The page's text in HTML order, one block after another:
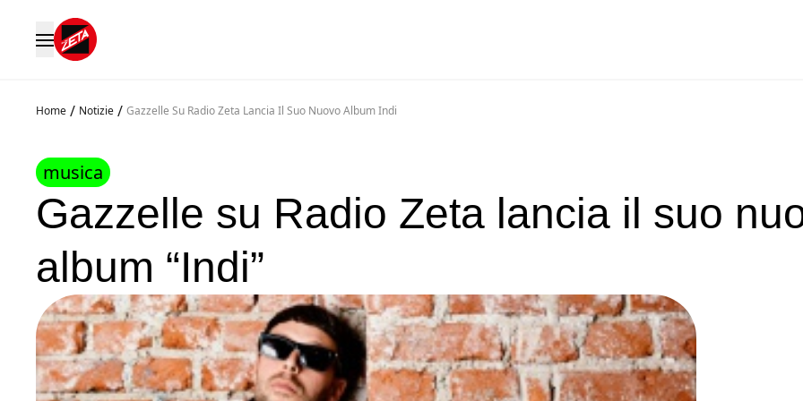
Home / Notizie / Gazzelle Su Radio Zeta Lancia Il Suo Nuovo Album Indi
musica
Gazzelle su Radio Zeta lancia il suo
album “Indi”